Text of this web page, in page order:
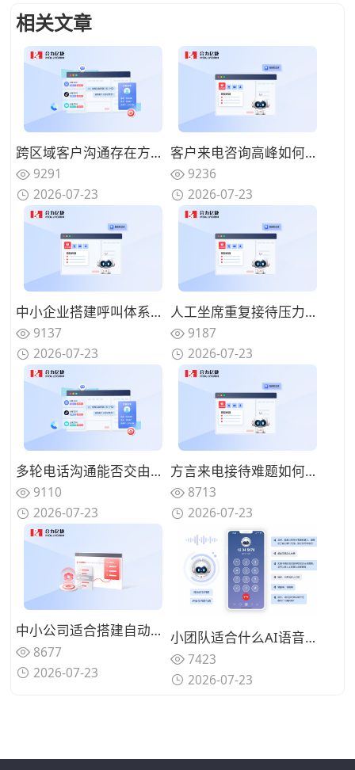
相关文章
跨区域客户沟通存在方言障碍，具备方言识别的AI语音机器人怎么选择？
9291
2026-07-23
客户来电咨询高峰如何分流疏导，AI语音机器人可以承接哪些咨询业务？
9236
2026-07-23
中小企业搭建呼叫体系怎样控制投入？轻量化AI语音机器人该如何部署？
9137
2026-07-23
人工坐席重复接待压力如何缓解？AI语音机器人如何构建人机协同体系？
9187
2026-07-23
多轮电话沟通能否交由系统完成？优质AI语音机器人具备哪些特征？
9110
2026-07-23
方言来电接待难题如何解决？具备方言识别能力的AI语音机器人怎么筛选？
8713
2026-07-23
中小公司适合搭建自动化呼叫体系吗？轻量化AI语音机器人怎么落地？
8677
2026-07-23
小团队适合什么AI语音机器人？2026年小团队选用AI语音机器人需要关注哪些要点
7423
2026-07-23